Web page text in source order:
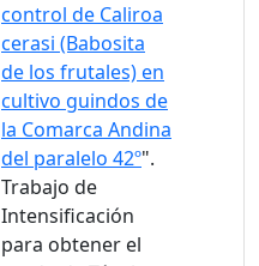
control de Caliroa
cerasi (Babosita
de los frutales) en
cultivo guindos de
la Comarca Andina
del paralelo 42º".
Trabajo de
Intensificación
para obtener el